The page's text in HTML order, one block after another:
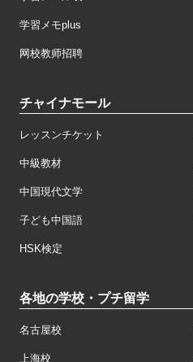
学習メモplus
网校教师招聘
チャイナモール
レッスンチケット
中級教材
中国現代文学
子ども中国語
HSK検定
各地の学校・プチ留学
名古屋校
上海校